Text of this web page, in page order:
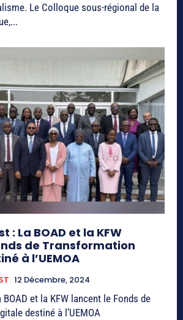
Le Colloque sous-régional de la
: La BOAD et la KFW
de Transformation
à l’UEMOA
12 Décembre, 2024
et la KFW lancent le Fonds de
destiné à l’UEMOA